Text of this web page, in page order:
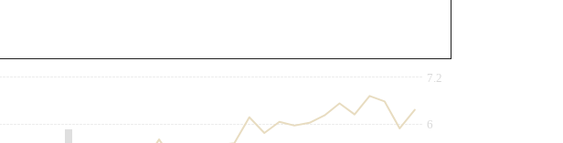
6
7.2